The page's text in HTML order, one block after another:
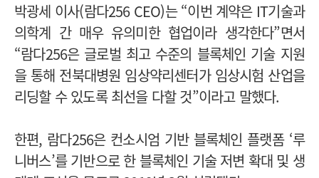
박광세 이사(람다256 CEO)는 “이번 계약은 IT기술과
의학계 간 매우 유의미한 협업이라 생각한다”면서
“람다256은 글로벌 최고 수준의 블록체인 기술 지원
을 통해 전북대병원 임상약리센터가 임상시험 산업을
리딩할 수 있도록 최선을 다할 것”이라고 말했다.
한편, 람다256은 컨소시엄 기반 블록체인 플랫폼 ‘루
니버스’를 기반으로 한 블록체인 기술 저변 확대 및 생